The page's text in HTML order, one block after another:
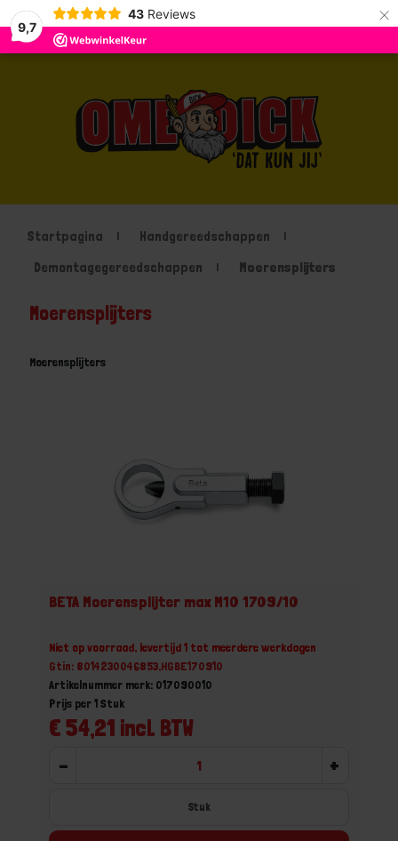
9,7
43 Reviews ×
Startpagina
Handgereedschappen
Demontagegereedschappen
Moerensplijters
Moerensplijters
Moerensplijters
BETA Moerensplijter max M10 1709/10
Niet op voorraad, levertijd 1 tot meerdere werkdagen
Gtin: 8014230046853,HGBE170910
Artikelnummer merk: 017090010
€ 54,21 incl. BTW
Prijs per 1 Stuk
- +
Stuk